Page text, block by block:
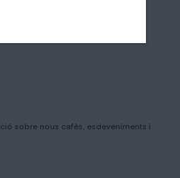
sobre nous cafès, esdeveniments i